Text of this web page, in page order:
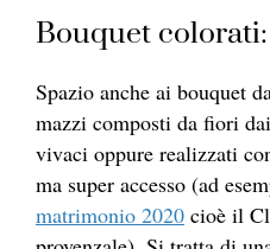
Bouquet
Spazio anche ai bouquet
mazzi composti da fiori
vivaci oppure realizzati
ma super accesso (ad
matrimonio 2020 cioè il